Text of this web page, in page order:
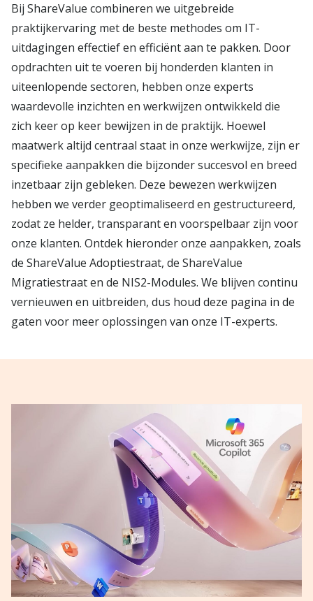
Bij ShareValue combineren we uitgebreide
praktijkervaring met de beste methodes om IT-
uitdagingen effectief en efficiënt aan te pakken. Door
opdrachten uit te voeren bij honderden klanten in
uiteenlopende sectoren, hebben onze experts
waardevolle inzichten en werkwijzen ontwikkeld die
zich keer op keer bewijzen in de praktijk. Hoewel
maatwerk altijd centraal staat in onze werkwijze, zijn er
specifieke aanpakken die bijzonder succesvol en breed
inzetbaar zijn gebleken. Deze bewezen werkwijzen
hebben we verder geoptimaliseerd en gestructureerd,
zodat ze helder, transparant en voorspelbaar zijn voor
onze klanten. Ontdek hieronder onze aanpakken, zoals
de ShareValue Adoptiestraat, de ShareValue
Migratiestraat en de NIS2-Modules. We blijven continu
vernieuwen en uitbreiden, dus houd deze pagina in de
gaten voor meer oplossingen van onze IT-experts.